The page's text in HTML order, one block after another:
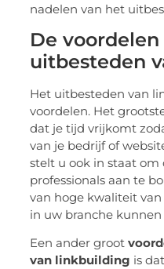
nadelen van het
De
uitbesteden
Het uitbesteden van
voordelen. Het
dat je tijd vrijkomt
van je bedrijf of
stelt u ook in staat om
professionals aan te
van hoge kwaliteit
in uw branche
Een ander groot
van linkbuilding is